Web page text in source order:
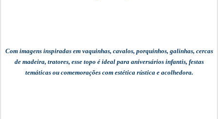
Com imagens inspiradas em vaquinhas, cavalos, porquinhos, galinhas, cercas
de madeira, tratores, esse topo é ideal para aniversários infantis, festas
temáticas ou comemorações com estética rústica e acolhedora.